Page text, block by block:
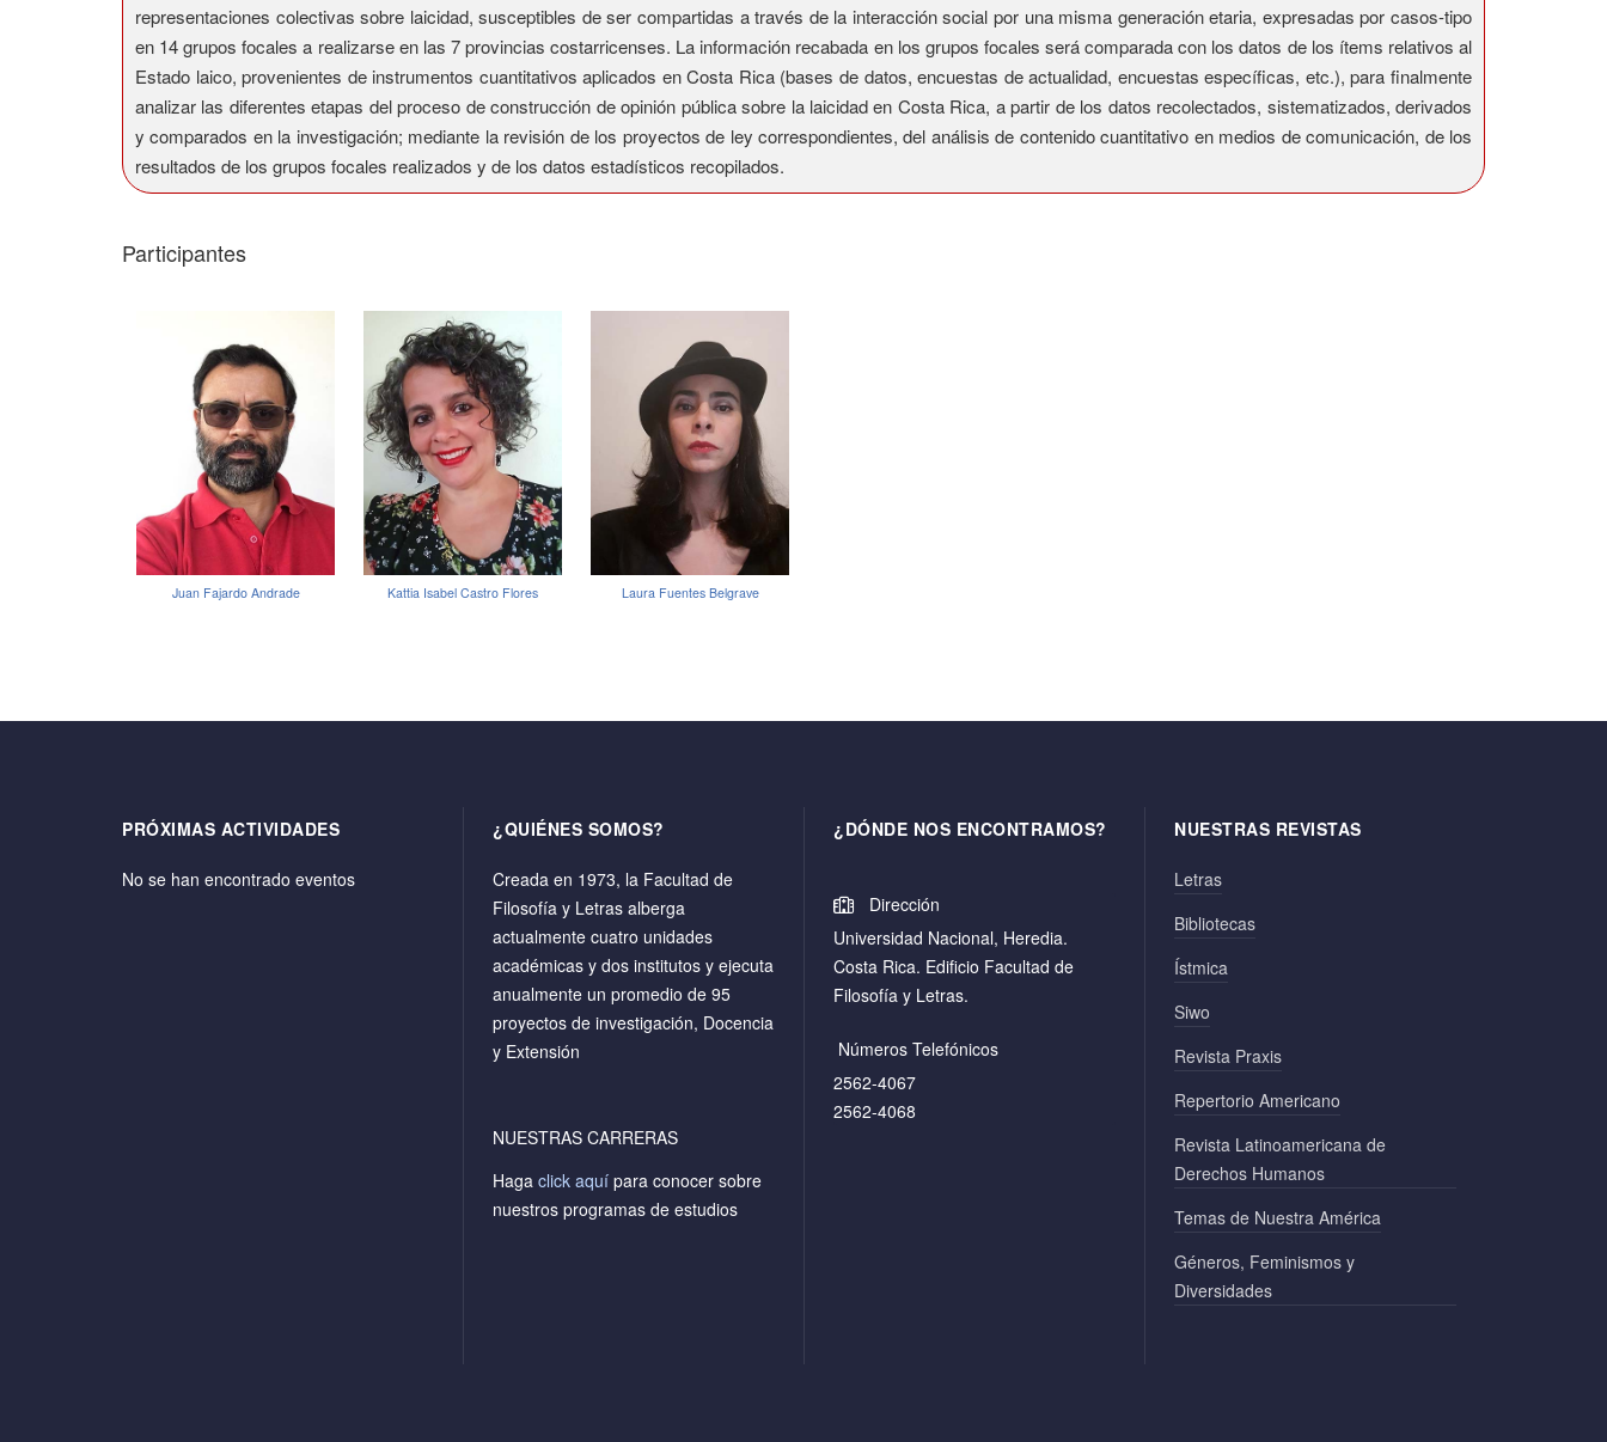
representaciones colectivas sobre laicidad, susceptibles de ser compartidas a través de la interacción social por una misma generación etaria, expresadas por casos-tipo
en 14 grupos focales a realizarse en las 7 provincias costarricenses. La información recabada en los grupos focales será comparada con los datos de los ítems relativos al
Estado laico, provenientes de instrumentos cuantitativos aplicados en Costa Rica (bases de datos, encuestas de actualidad, encuestas específicas, etc.), para finalmente
analizar las diferentes etapas del proceso de construcción de opinión pública sobre la laicidad en Costa Rica, a partir de los datos recolectados, sistematizados, derivados
y comparados en la investigación; mediante la revisión de los proyectos de ley correspondientes, del análisis de contenido cuantitativo en medios de comunicación, de los
resultados de los grupos focales realizados y de los datos estadísticos recopilados.
Participantes
Juan Fajardo Andrade Kattia Isabel Castro Flores Laura Fuentes Belgrave
PRÓXIMAS ACTIVIDADES
No se han encontrado eventos
¿QUIÉNES SOMOS?
Creada en 1973, la Facultad de
Filosofía y Letras alberga
actualmente cuatro unidades
académicas y dos institutos y ejecuta
anualmente un promedio de 95
proyectos de investigación, Docencia
y Extensión
NUESTRAS CARRERAS
Haga click aquí para conocer sobre
nuestros programas de estudios
¿DÓNDE NOS ENCONTRAMOS?
Dirección
Universidad Nacional, Heredia.
Costa Rica. Edificio Facultad de
Filosofía y Letras.
Números Telefónicos
2562-4067
2562-4068
NUESTRAS REVISTAS
Letras
Bibliotecas
Ístmica
Siwo
Revista Praxis
Repertorio Americano
Revista Latinoamericana de
Derechos Humanos
Temas de Nuestra América
Géneros, Feminismos y
Diversidades